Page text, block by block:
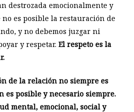
destrozada emocionalmente y
es posible la restauración de
y no debemos juzgar ni
y respetar. El respeto es la
de la relación no siempre es
es posible y necesario siempre.
mental, emocional, social y